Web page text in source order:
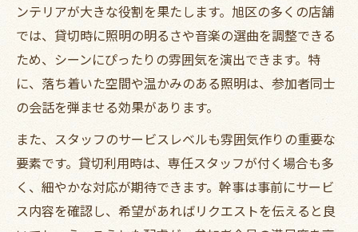
ンテリアが大きな役割を果たします。旭区の多くの店舗
では、貸切時に照明の明るさや音楽の選曲を調整できる
ため、シーンにぴったりの雰囲気を演出できます。特
に、落ち着いた空間や温かみのある照明は、参加者同士
の会話を弾ませる効果があります。
また、スタッフのサービスレベルも雰囲気作りの重要な
要素です。貸切利用時は、専任スタッフが付く場合も多
く、細やかな対応が期待できます。幹事は事前にサービ
ス内容を確認し、希望があればリクエストを伝えると良